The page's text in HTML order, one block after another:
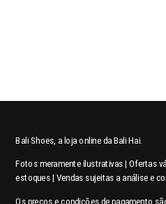
Bali Shoes, a loja online da Bali Hai.
Fotos meramente ilustrativas | Ofertas
estoques | Vendas sujeitas a análise e
Os preços e condições de pagamento